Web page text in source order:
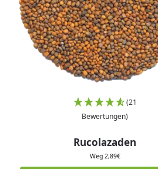
(21
Bewertungen)
Rucolazaden
Weg 2,89€